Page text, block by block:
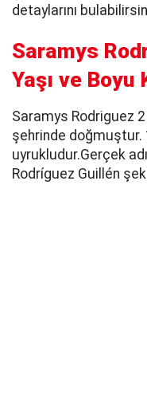
detaylarını
Saramys
Yaşı ve Boyu
Saramys Rodriguez
şehrinde doğmuştur.
uyrukludur.Gerçek
Rodríguez Guillén